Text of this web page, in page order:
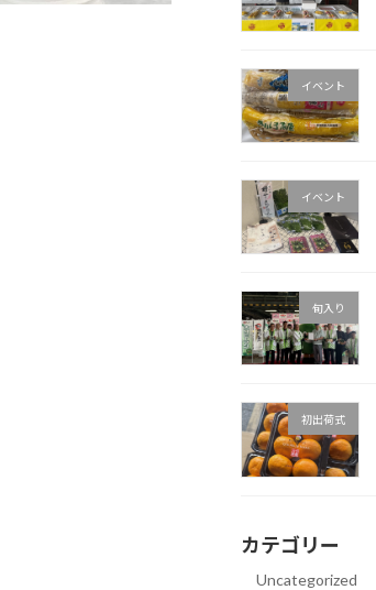
イベント
イベント
旬入り
初出荷式
カテゴリー
Uncategorized